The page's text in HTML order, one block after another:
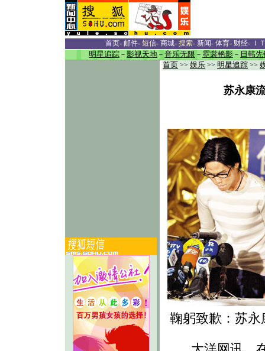
首页- 邮件- 短信- 商城- 搜索- 新闻- 体育- 财经- Ｉ
明星追踪 － 影视天地 － 音乐无限 － 霓裳艳影 － 日韩先
首页 >> 娱乐 >> 明星追踪 >>
苏永康
鞠躬致歉：苏